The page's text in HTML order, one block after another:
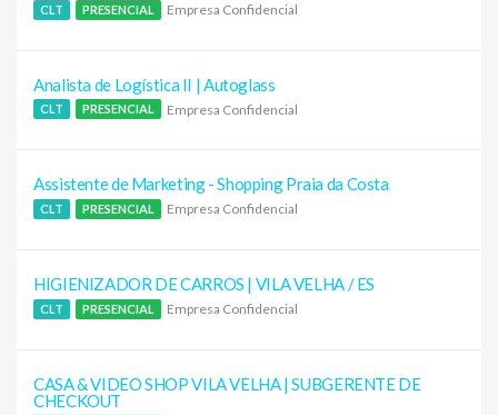
CLT PRESENCIAL Empresa Confidencial
Analista de Logística II | Autoglass
CLT PRESENCIAL Empresa Confidencial
Assistente de Marketing - Shopping Praia da Costa
CLT PRESENCIAL Empresa Confidencial
HIGIENIZADOR DE CARROS | VILA VELHA / ES
CLT PRESENCIAL Empresa Confidencial
CASA & VIDEO SHOP VILA VELHA | SUBGERENTE DE
CHECKOUT